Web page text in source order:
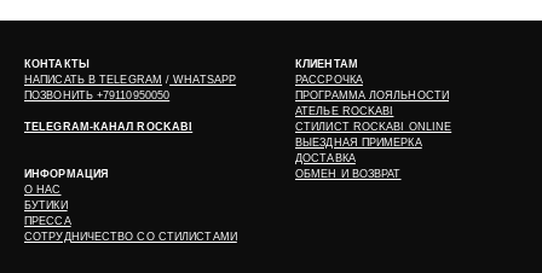
КОНТАКТЫ
НАПИСАТЬ ВTELEGRAM / WHATSAPP
ПОЗВОНИТЬ +79110950050
TELEGRAM-КАНАЛ ROCKABI
ИНФОРМАЦИЯ
О НАС
БУТИКИ
ПРЕССА
СОТРУДНИЧЕСТВО СО СТИЛИСТАМИ
КЛИЕНТАМ
РАССРОЧКА
ПРОГРАММА ЛОЯЛЬНОСТИ
АТЕЛЬЕ ROCKABI
СТИЛИСТ ROCKABI ONLINE
ВЫЕЗДНАЯ ПРИМЕРКА
ДОСТАВКА
ОБМЕН И ВОЗВРАТ